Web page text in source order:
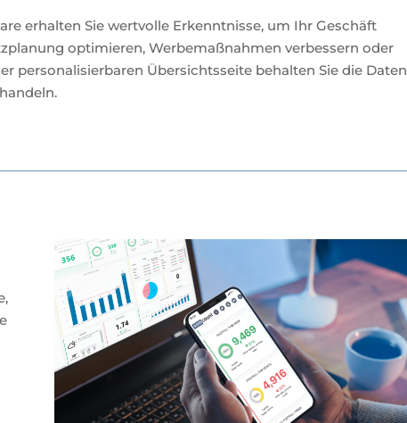
erhalten Sie wertvolle Erkenntnisse, um Ihr Geschäft
optimieren, Werbemaßnahmen verbessern oder
personalisierbaren Übersichtsseite behalten Sie die Daten